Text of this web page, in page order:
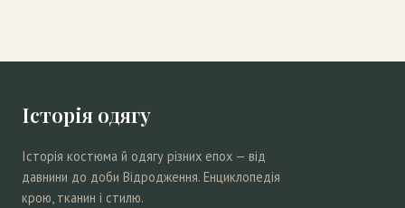
Історія одягу
Історія костюма й одягу різних епох — від
давнини до доби Відродження. Енциклопедія
крою, тканин і стилю.